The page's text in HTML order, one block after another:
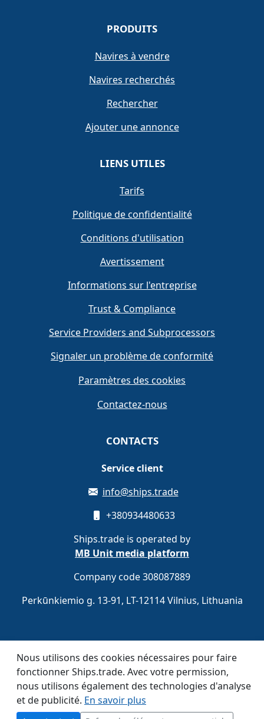
PRODUITS
Navires à vendre
Navires recherchés
Rechercher
Ajouter une annonce
LIENS UTILES
Tarifs
Politique de confidentialité
Conditions d'utilisation
Avertissement
Informations sur l'entreprise
Trust & Compliance
Service Providers and Subprocessors
Signaler un problème de conformité
Paramètres des cookies
Contactez-nous
CONTACTS
Service client
info@ships.trade
+380934480633
Ships.trade is operated by
MB Unit media platform
Company code 308087889
Perkūnkiemio g. 13-91, LT-12114 Vilnius, Lithuania
Inscrivez-vous gratuitement S'inscrire
© 2020–2026 Ships.trade. Operated byMB Unit media
platform
Nous utilisons des cookies nécessaires pour faire
fonctionner Ships.trade. Avec votre permission,
nous utilisons également des technologies d'analyse
et de publicité. En savoir plus